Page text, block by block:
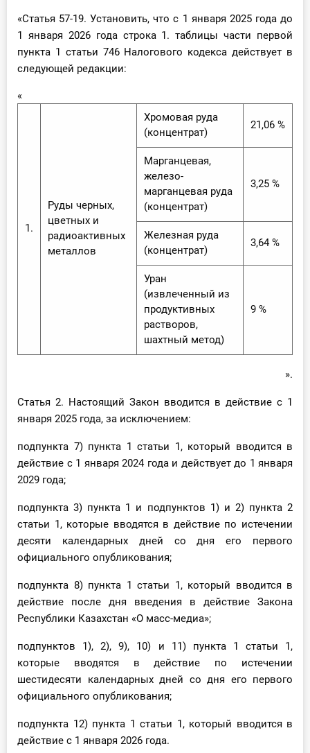
«Статья 57-19. Установить, что с 1 января 2025 года до
1 января 2026 года строка 1. таблицы части первой
пункта 1 статьи 746 Налогового кодекса действует в
следующей редакции:
«
1.
Руды черных,
цветных и
радиоактивных
металлов
Хромовая руда
(концентрат)
21,06 %
Марганцевая,
железо-
марганцевая руда
(концентрат)
3,25 %
Железная руда
(концентрат)
3,64 %
Уран
(извлеченный из
продуктивных
растворов,
шахтный метод)
9 %
».
Статья 2. Настоящий Закон вводится в действие с 1
января 2025 года, за исключением:
подпункта 7) пункта 1 статьи 1, который вводится в
действие с 1 января 2024 года и действует до 1 января
2029 года;
подпункта 3) пункта 1 и подпунктов 1) и 2) пункта 2
статьи 1, которые вводятся в действие по истечении
десяти календарных дней со дня его первого
официального опубликования;
подпункта 8) пункта 1 статьи 1, который вводится в
действие после дня введения в действие Закона
Республики Казахстан «О масс-медиа»;
подпунктов 1), 2), 9), 10) и 11) пункта 1 статьи 1,
которые вводятся в действие по истечении
шестидесяти календарных дней со дня его первого
официального опубликования;
подпункта 12) пункта 1 статьи 1, который вводится в
действие с 1 января 2026 года.